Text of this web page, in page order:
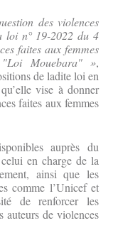
des violences
loi n° 19-2022 du 4
faites aux femmes
Mouebara" »,
de ladite loi en
vise à donner
faites aux femmes
auprès du
en charge de la
ainsi que les
comme l’Unicef et
de renforcer les
auteurs de violences